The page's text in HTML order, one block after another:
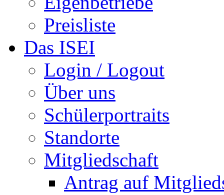
Preisliste
Das ISEI
Login / Logout
Über uns
Schülerportraits
Standorte
Mitgliedschaft
Antrag auf